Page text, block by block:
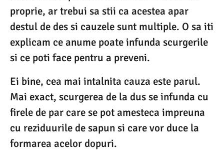
proprie, ar trebui sa stii ca acestea apar
destul de des si cauzele sunt multiple. O sa iti
explicam ce anume poate infunda scurgerile
si ce poti face pentru a preveni.
Ei bine, cea mai intalnita cauza este parul.
Mai exact, scurgerea de la dus se infunda cu
firele de par care se pot amesteca impreuna
cu reziduurile de sapun si care vor duce la
formarea acelor dopuri.